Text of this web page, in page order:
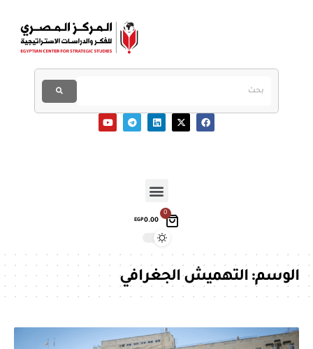
0
EGP0.00
الوسم:التهميش الجغرافي